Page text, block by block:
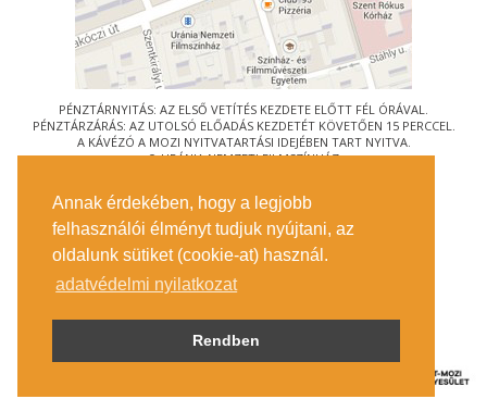
Annak érdekében, hogy a legjobb
felhasználói élményt tudjuk nyújtani, az
oldalunk sütiket (cookie-at) használ.
adatvédelmi nyilatkozat
Rendben
PÉNZTÁRNYITÁS: AZ ELSŐ VETÍTÉS KEZDETE ELŐTT FÉL ÓRÁVAL.
PÉNZTÁRZÁRÁS: AZ UTOLSÓ ELŐADÁS KEZDETÉT KÖVETŐEN 15 PERCCEL.
A KÁVÉZÓ A MOZI NYITVATARTÁSI IDEJÉBEN TART NYITVA.
© URÁNIA NEMZETI FILMSZÍNHÁZ
1088 BUDAPEST, RÁKÓCZI ÚT 21.
MEGKÖZELÍTÉS
JEGYINFORMÁCIÓ
ÍRJON NEKÜNK!
KÖZÉRDEKŰ ADATOK